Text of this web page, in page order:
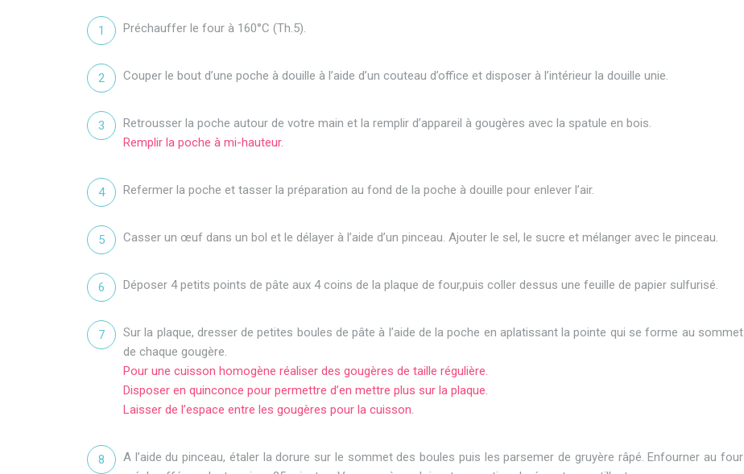
Préchauffer le four à 160°C (Th.5).
Couper le bout d’une poche à douille à l’aide d’un couteau d’office et disposer à l’intérieur la douille unie.
Retrousser la poche autour de votre main et la remplir d’appareil à gougères avec la spatule en bois.
Remplir la poche à mi-hauteur.
Refermer la poche et tasser la préparation au fond de la poche à douille pour enlever l’air.
Casser un œuf dans un bol et le délayer à l’aide d’un pinceau. Ajouter le sel, le sucre et mélanger avec le pinceau.
Déposer 4 petits points de pâte aux 4 coins de la plaque de four,puis coller dessus une feuille de papier sulfurisé.
Sur la plaque, dresser de petites boules de pâte à l’aide de la poche en aplatissant la pointe qui se forme au sommet
de chaque gougère.
Pour une cuisson homogène réaliser des gougères de taille régulière.
Disposer en quinconce pour permettre d’en mettre plus sur la plaque.
Laisser de l’espace entre les gougères pour la cuisson.
A l’aide du pinceau, étaler la dorure sur le sommet des boules puis les parsemer de gruyère râpé. Enfourner au four